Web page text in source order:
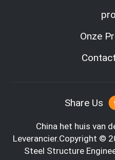
Van de het Staalstructuur van
grootste het leven
gestationeerd in economisch
Onze
Share Us
China het huis van
Leverancier.Copyright ©
Steel Structure